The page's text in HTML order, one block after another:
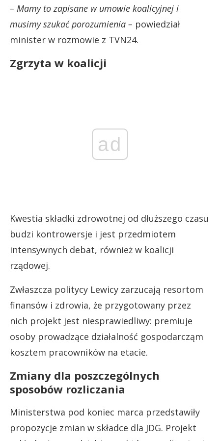
– Mamy to zapisane w umowie koalicyjnej i
musimy szukać porozumienia – powiedział
minister w rozmowie z TVN24.
Zgrzyta w koalicji
ad
Kwestia składki zdrowotnej od dłuższego czasu
budzi kontrowersje i jest przedmiotem
intensywnych debat, również w koalicji
rządowej.
Zwłaszcza politycy Lewicy zarzucają resortom
finansów i zdrowia, że przygotowany przez
nich projekt jest niesprawiedliwy: premiuje
osoby prowadzące działalność gospodarcząm
kosztem pracowników na etacie.
Zmiany dla poszczególnych
sposobów rozliczania
Ministerstwa pod koniec marca przedstawiły
propozycje zmian w składce dla JDG. Projekt